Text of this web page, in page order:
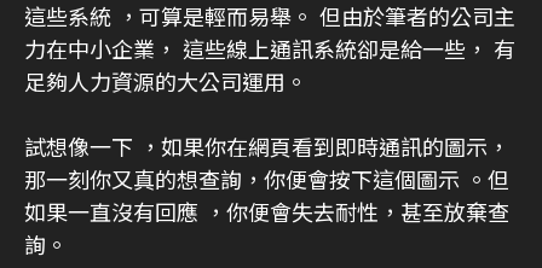
這些系統 ，可算是輕而易舉。 但由於筆者的公司主
力在中小企業， 這些線上通訊系統卻是給一些， 有
足夠人力資源的大公司運用。
試想像一下 ，如果你在網頁看到即時通訊的圖示，
那一刻你又真的想查詢，你便會按下這個圖示 。但
如果一直沒有回應 ，你便會失去耐性，甚至放棄查
詢。